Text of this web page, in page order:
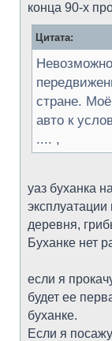
конца 90-х
Цитата:
стране.
авто к
.... ,
уаз буханка
деревня,
Буханке нет
если я
будет ее
буханке.
Если я